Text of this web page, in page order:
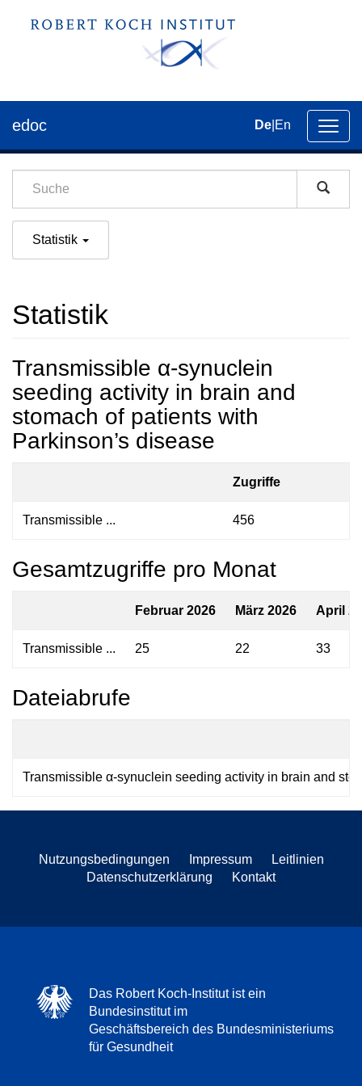
der
edoc De En
Statistik
Statistik
Transmissible α-synuclein
seeding activity in brain and
stomach of patients with
Parkinson’s disease
Zugriffe
Transmissible ... 456
Gesamtzugriffe pro Monat
Februar 2026 März 2026 April
Transmissible ... 25 22 33
Dateiabrufe
Transmissible α-synuclein seeding activity in brain and
Nutzungsbedingungen Impressum
Leitlinien
Datenschutzerklärung
Kontakt
Das Robert Koch-Institut ist ein
Bundesinstitut im
Geschäftsbereich des Bundesministeriums
für Gesundheit